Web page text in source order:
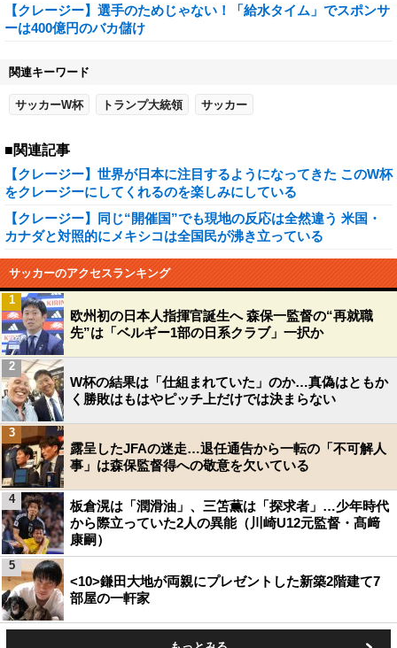
【クレージー】選手のためじゃない！「給水タイム」でスポンサ
ーは400億円のバカ儲け
関連キーワード
サッカーW杯 トランプ大統領 サッカー
■関連記事
【クレージー】世界が日本に注目するようになってきた このW杯
をクレージーにしてくれるのを楽しみにしている
【クレージー】同じ“開催国”でも現地の反応は全然違う 米国・
カナダと対照的にメキシコは全国民が沸き立っている
サッカーのアクセスランキング
欧州初の日本人指揮官誕生へ 森保一監督の“再就職
先”は「ベルギー1部の日系クラブ」一択か
1
W杯の結果は「仕組まれていた」のか…真偽はともか
く勝敗はもはやピッチ上だけでは決まらない
2
露呈したJFAの迷走…退任通告から一転の「不可解人
事」は森保監督得への敬意を欠いている
3
板倉滉は「潤滑油」、三笘薫は「探求者」…少年時代
から際立っていた2人の異能（川崎U12元監督・髙﨑
康嗣）
4
<10>鎌田大地が両親にプレゼントした新築2階建て7
部屋の一軒家
5